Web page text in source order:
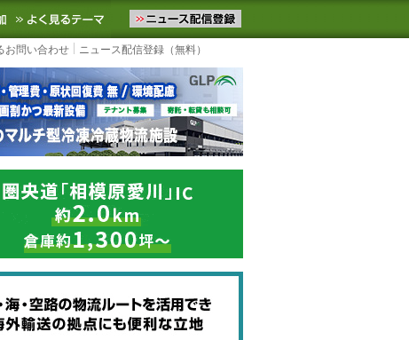
ュースをお届けします。物流ニュースメール配信を登録す
お気に入りに追加 よく見るテーマ
お問い合わせ ニュース配信登録（無料）